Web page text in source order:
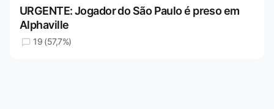
URGENTE: Jogador do São Paulo é preso em
Alphaville
19 (57,7%)